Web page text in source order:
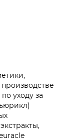
уходу за